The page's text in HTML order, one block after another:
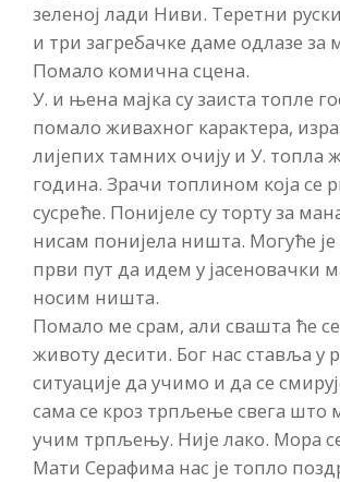
зеленој лади Ниви. Теретни
и три загребачке даме одлазе за
Помало комична сцена.
У. и њена мајка су заиста топле
помало живахног карактера,
лијепих тамних очију и У. топла
година. Зрачи топлином која се
сусреће. Понијеле су торту за
нисам понијела ништа. Могуће је
први пут да идем у јасеновачки
носим ништа.
Помало ме срам, али свашта ће
животу десити. Бог нас ставља у
ситуације да учимо и да се
сама се кроз трпљење свега што
учим трпљењу. Није лако. Мора
Мати Серафима нас је топло